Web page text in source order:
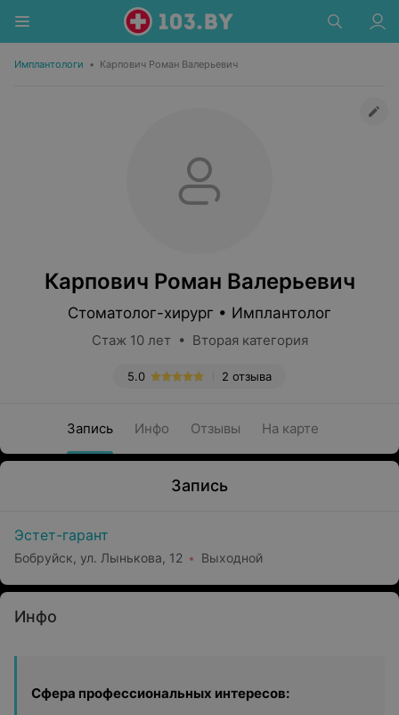
Имплантологи • Карпович Роман Валерьевич
Карпович Роман Валерьевич
Стоматолог-хирург • Имплантолог
Стаж 10 лет • Вторая категория
2 отзыва
5.0
Запись Инфо Отзывы На карте
Запись
Эстет-гарант
Бобруйск, ул. Лынькова, 12 Выходной
Инфо
Сфера профессиональных интересов: